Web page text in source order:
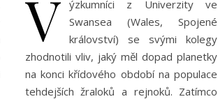
V
ýzkumníci z Univerzity ve
Swansea (Wales, Spojené
království) se svými kolegy
zhodnotili vliv, jaký měl dopad planetky
na konci křídového období na populace
tehdejších žraloků a rejnoků. Zatímco